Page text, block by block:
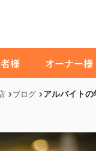
様 オーナー様
ブログ アルバイト